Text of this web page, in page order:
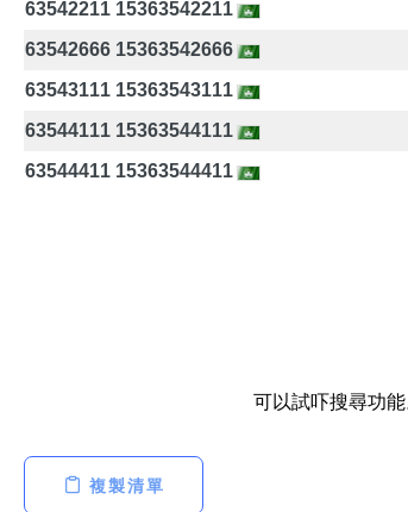
63542211 15363542211
63542666 15363542666
63543111 15363543111
63544111 15363544111
63544411 15363544411
可以試吓搜尋功
複製清單